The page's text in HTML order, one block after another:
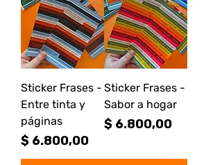
Sticker Frases -
Entre tinta y
páginas
Precio
$ 6.800,00
Sticker Frases -
Sabor a hogar
Precio
$ 6.800,00